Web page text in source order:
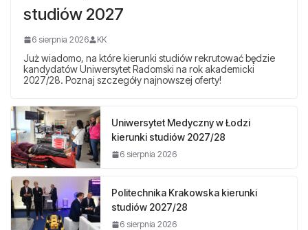
studiów 2027
6 sierpnia 2026 KK
Już wiadomo, na które kierunki studiów rekrutować będzie
kandydatów Uniwersytet Radomski na rok akademicki
2027/28. Poznaj szczegóły najnowszej oferty!
Uniwersytet Medyczny w Łodzi
kierunki studiów 2027/28
6 sierpnia 2026
Politechnika Krakowska kierunki
studiów 2027/28
6 sierpnia 2026